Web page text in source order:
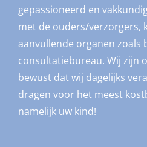
gepassioneerd en
met de ouders/verzorgers,
aanvullende organen zoals
consultatiebureau. Wij zijn
bewust dat wij dagelijks
dragen voor het meest
namelijk uw kind!